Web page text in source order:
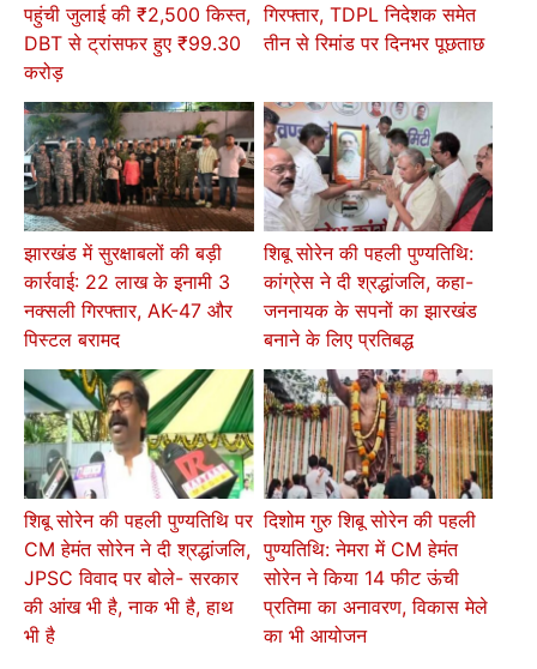
पहुंची जुलाई की ₹2,500 किस्त,
DBT से ट्रांसफर हुए ₹99.30
करोड़
गिरफ्तार, TDPL निदेशक समेत
तीन से रिमांड पर दिनभर पूछताछ
झारखंड में सुरक्षाबलों की बड़ी
कार्रवाई: 22 लाख के इनामी 3
नक्सली गिरफ्तार, AK-47 और
पिस्टल बरामद
शिबू सोरेन की पहली पुण्यतिथि:
कांग्रेस ने दी श्रद्धांजलि, कहा-
जननायक के सपनों का झारखंड
बनाने के लिए प्रतिबद्ध
शिबू सोरेन की पहली पुण्यतिथि पर
CM हेमंत सोरेन ने दी श्रद्धांजलि,
JPSC विवाद पर बोले- सरकार
की आंख भी है, नाक भी है, हाथ
भी है
दिशोम गुरु शिबू सोरेन की पहली
पुण्यतिथि: नेमरा में CM हेमंत
सोरेन ने किया 14 फीट ऊंची
प्रतिमा का अनावरण, विकास मेले
का भी आयोजन